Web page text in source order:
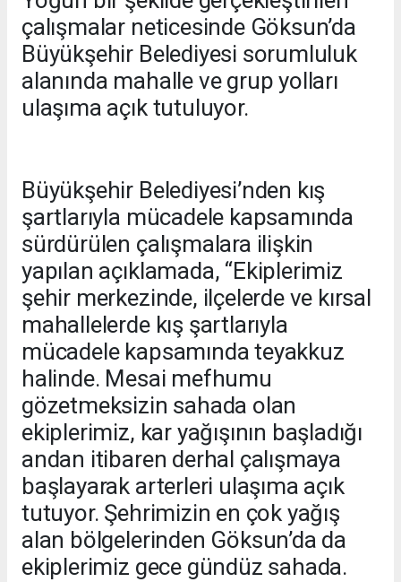
çalışmalar neticesinde Göksun’da
Büyükşehir Belediyesi sorumluluk
alanında mahalle ve grup yolları
ulaşıma açık tutuluyor.
Büyükşehir Belediyesi’nden kış
şartlarıyla mücadele kapsamında
sürdürülen çalışmalara ilişkin
yapılan açıklamada, “Ekiplerimiz
şehir merkezinde, ilçelerde ve kırsal
mahallelerde kış şartlarıyla
mücadele kapsamında teyakkuz
halinde. Mesai mefhumu
gözetmeksizin sahada olan
ekiplerimiz, kar yağışının başladığı
andan itibaren derhal çalışmaya
başlayarak arterleri ulaşıma açık
tutuyor. Şehrimizin en çok yağış
alan bölgelerinden Göksun’da da
ekiplerimiz gece gündüz sahada.